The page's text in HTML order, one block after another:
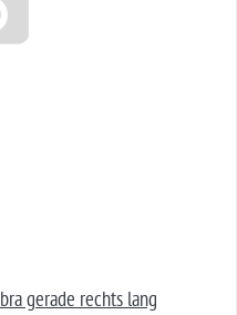
gerade rechts lang